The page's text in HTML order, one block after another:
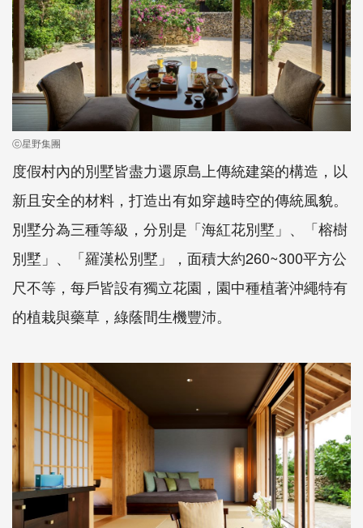
ⓒ星野集團
度假村內的別墅皆盡力還原島上傳統建築的構造，以
新且安全的材料，打造出有如穿越時空的傳統風貌。
別墅分為三種等級，分別是「海紅花別墅」、「榕樹
別墅」、「羅漢松別墅」，面積大約260~300平方公
尺不等，每戶皆設有獨立花園，園中種植著沖繩特有
的植栽與藥草，綠蔭間生機豐沛。